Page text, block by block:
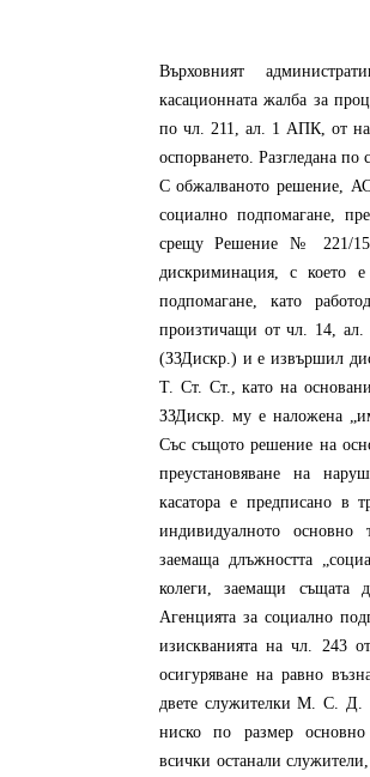
Върховният
касационната жалба за
по чл. 211, ал. 1 АПК, от
оспорването. Разгледана по
С обжалваното решение,
социално подпомагане,
срещу Решение № 221/
дискриминация, с което
подпомагане, като
произтичащи от чл. 14, ал.
(ЗЗДискр.) и е извършил
Т. Ст. Ст., като на
ЗЗДискр. му е наложена
Със същото решение на
преустановяване на
касатора е предписано в
индивидуалното
заемаща длъжността
колеги, заемащи същата
Агенцията за социално
изискванията на чл. 243
осигуряване на равно
двете служителки М. С. Д.
ниско по размер основно
всички останали